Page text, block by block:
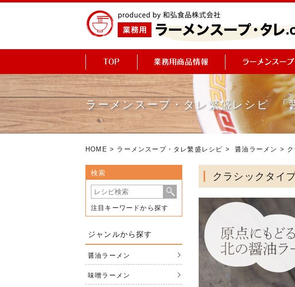
ラーメンスープ・タレ繁盛レシピ 「
HOME > ラーメンスープ・タレ繁盛レシピ >醤油ラーメン > ク
クラシックタイ
検索
注目キーワードから探す
ジャンルから探す
醤油ラーメン
味噌ラーメン